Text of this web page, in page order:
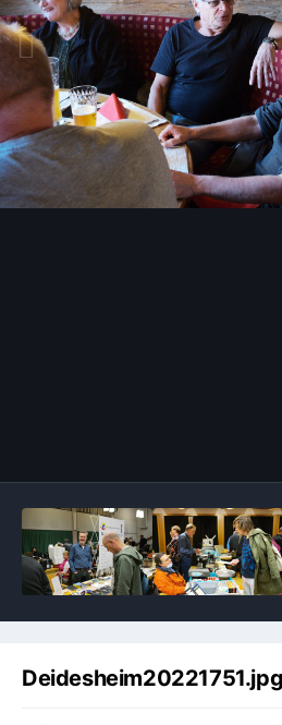
Deidesheim20221751.jpg